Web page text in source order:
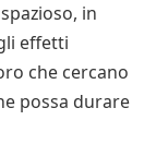
in
effetti
che cercano
possa durare